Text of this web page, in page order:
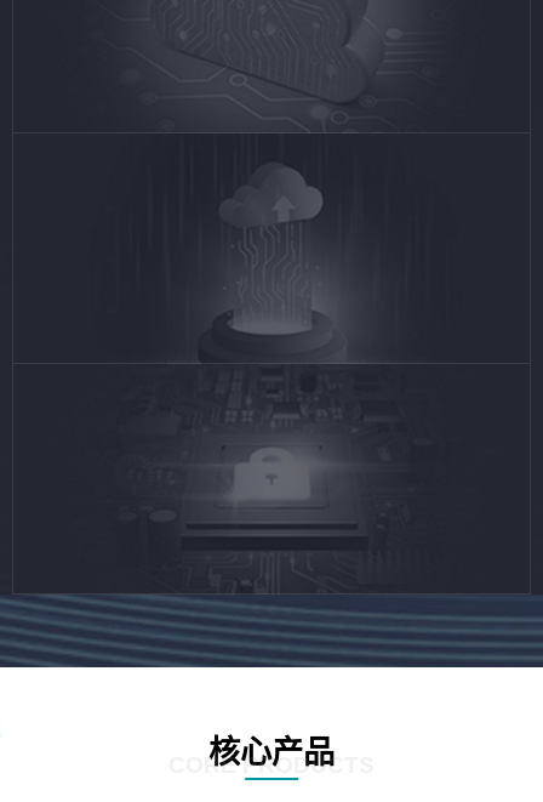
核心产品
CORE PRODUCTS